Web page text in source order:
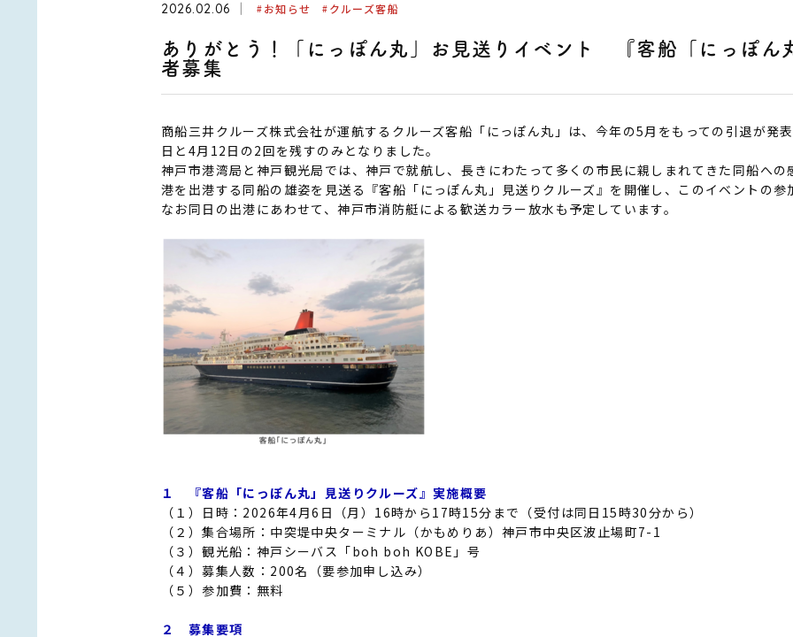
2026.02.06 お知らせ クルーズ客船
ありがとう！「にっぽん丸」お見送りイベント 『客船「にっぽん
者募集
商船三井クルーズ株式会社が運航するクルーズ客船「にっぽん丸」は、今年の5月をもっての引退が発
日と4月12日の2回を残すのみとなりました。
神戸市港湾局と神戸観光局では、神戸で就航し、長きにわたって多くの市民に親しまれてきた同船へ
港を出港する同船の雄姿を見送る『客船「にっぽん丸」見送りクルーズ』を開催し、このイベントの参
なお同日の出港にあわせて、神戸市消防艇による歓送カラー放水も予定しています。
１ 『客船「にっぽん丸」見送りクルーズ』実施概要
（１）日時：2026年4月6日（月）16時から17時15分まで（受付は同日15時30分から）
（２）集合場所：中突堤中央ターミナル（かもめりあ）神戸市中央区波止場町7-1
（３）観光船：神戸シーバス「boh boh KOBE」号
（４）募集人数：200名（要参加申し込み）
（５）参加費：無料
２ 募集要項